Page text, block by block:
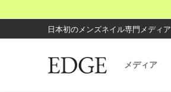
ン
テ
日本初のメンズネイル専門メディア
メディア